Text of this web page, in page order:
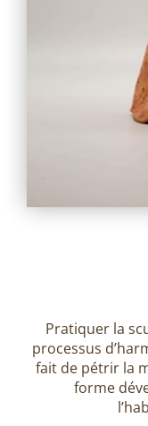
Pratiquer la
processus
fait de pétrir la
forme